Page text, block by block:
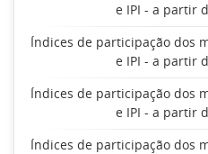
e IPI - a partir
Índices de participação dos
e IPI - a partir
Índices de participação dos
e IPI - a partir
Índices de participação dos